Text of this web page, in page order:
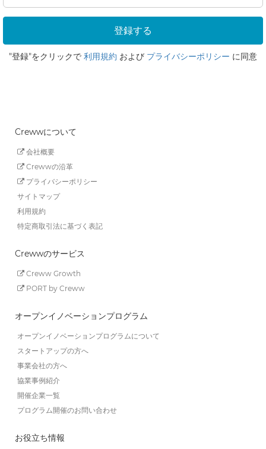
"登録"をクリックで 利用規約 および プライバシーポリシー に同意
Crewwについて
会社概要
Crewwの沿革
プライバシーポリシー
サイトマップ
利用規約
特定商取引法に基づく表記
Crewwのサービス
Creww Growth
PORT by Creww
オープンイノベーションプログラム
オープンイノベーションプログラムについて
スタートアップの方へ
事業会社の方へ
協業事例紹介
開催企業一覧
プログラム開催のお問い合わせ
お役立ち情報